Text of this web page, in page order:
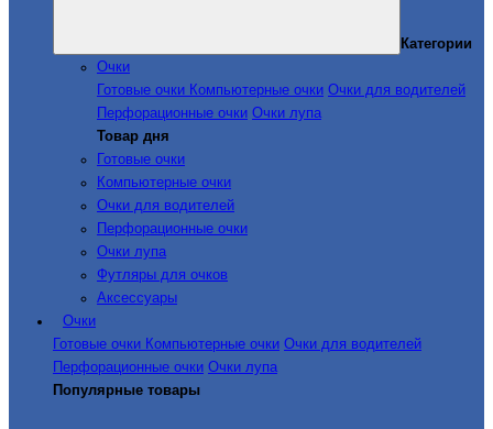
Категории
Очки
Готовые очки Компьютерные очки Очки для водителей
Перфорационные очки Очки лупа
Товар дня
Готовые очки
Компьютерные очки
Очки для водителей
Перфорационные очки
Очки лупа
Футляры для очков
Аксессуары
Очки
Готовые очки Компьютерные очки Очки для водителей
Перфорационные очки Очки лупа
Популярные товары